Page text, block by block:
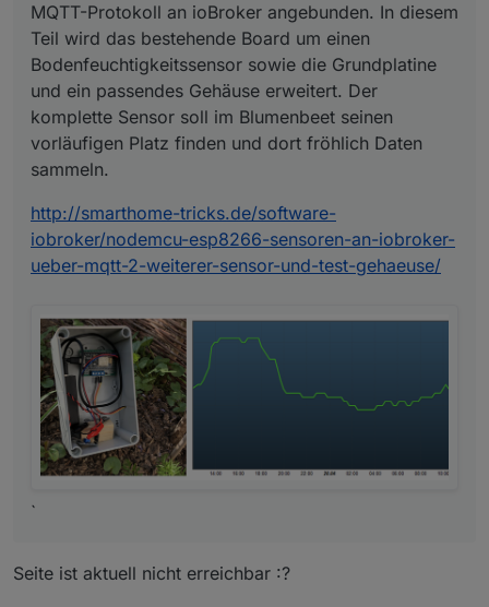
MQTT-Protokoll an ioBroker angebunden. In diesem
Teil wird das bestehende Board um einen
Bodenfeuchtigkeitssensor sowie die Grundplatine
und ein passendes Gehäuse erweitert. Der
komplette Sensor soll im Blumenbeet seinen
vorläufigen Platz finden und dort fröhlich Daten
sammeln.
http://smarthome-tricks.de/software-
iobroker/nodemcu-esp8266-sensoren-an-iobroker-
ueber-mqtt-2-weiterer-sensor-und-test-gehaeuse/
`
Seite ist aktuell nicht erreichbar :?